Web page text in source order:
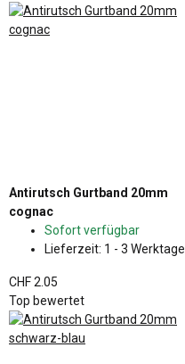
Antirutsch Gurtband 20mm
cognac
Sofort verfügbar
Lieferzeit: 1 - 3 Werktage
CHF 2.05
Top bewertet